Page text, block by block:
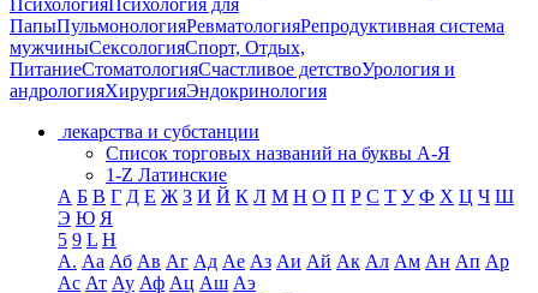
ПсихологияПсихология для
ПапыПульмонологияРевматологияРепродуктивная система
мужчиныСексологияСпорт, Отдых,
ПитаниеСтоматологияСчастливое детствоУрология и
андрологияХирургияЭндокринология
лекарства и субстанции
Список торговых названий на буквы А-Я
1-Z Латинские
А Б В Г Д Е Ж З И Й К Л М Н О П Р С Т У Ф Х Ц Ч Ш
Э Ю Я
5 9 L H
А. Аа Аб Ав Аг Ад Ае Аз Аи Ай Ак Ал Ам Ан Ап Ар
Ас Ат Ау Аф Ац Аш Аэ